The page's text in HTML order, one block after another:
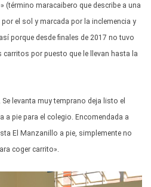
(término maracaibero que describe a una
el sol y marcada por la inclemencia y
porque desde finales de 2017 no tuvo
por puesto que le llevan hasta la
levanta muy temprano deja listo el
a pie para el colegio. Encomendada a
El Manzanillo a pie, simplemente no
coger carrito».